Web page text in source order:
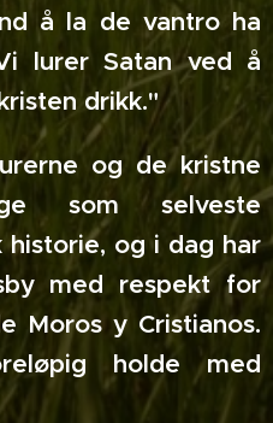
å la de vantro ha
lurer Satan ved å
drikk."
og de kristne
som selveste
og i dag har
med respekt for
Moros y Cristianos.
holde med